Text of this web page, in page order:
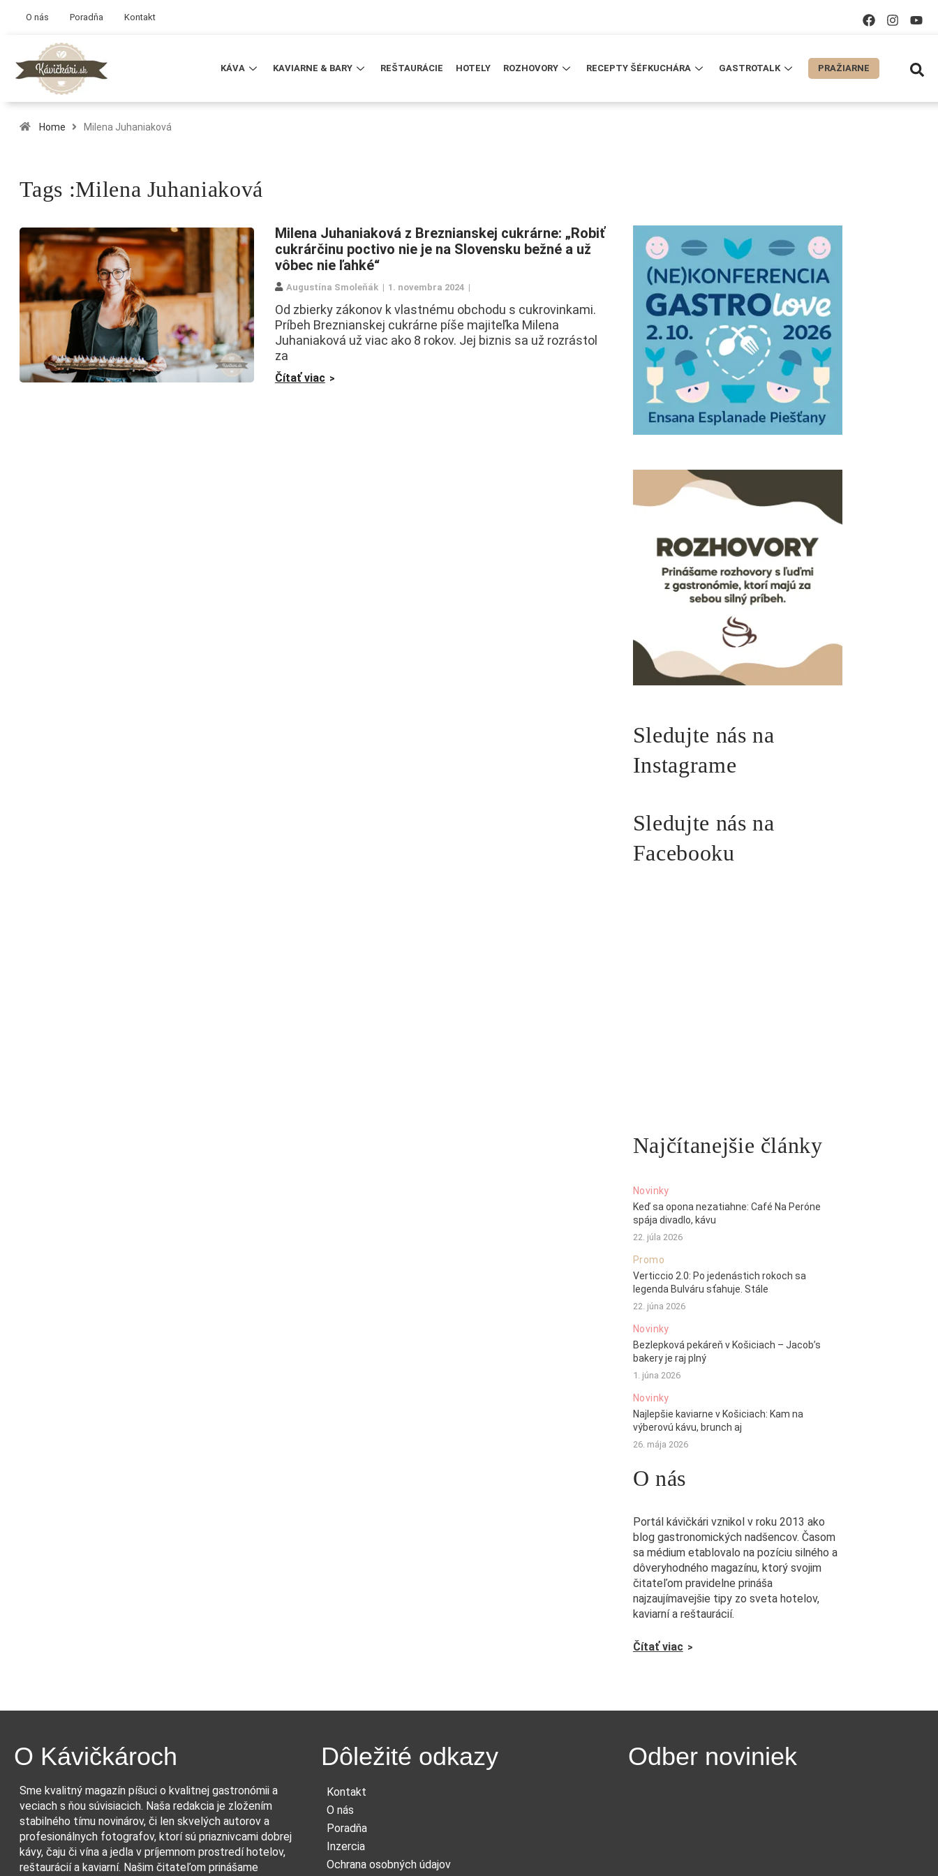
O nás Poradňa Kontakt
KÁVA KAVIARNE & BARY REŠTAURÁCIE HOTELY ROZHOVORY RECEPTY ŠÉFKUCHÁRA GASTROTALK PRAŽIARNE
Home Milena Juhaniaková
Tags :Milena Juhaniaková
Milena Juhaniaková z Breznianskej cukrárne: „Robiť
cukrárčinu poctivo nie je na Slovensku bežné a už
vôbec nie ľahké“
Augustína Smoleňák 1. novembra 2024
Od zbierky zákonov k vlastnému obchodu s cukrovinkami.
Príbeh Breznianskej cukrárne píše majiteľka Milena
Juhaniaková už viac ako 8 rokov. Jej biznis sa už rozrástol
za
Čítať viac
Sledujte nás na
Instagrame
Sledujte nás na
Facebooku
Najčítanejšie články
Novinky
Keď sa opona nezatiahne: Café Na Peróne
spája divadlo, kávu
22. júla 2026
Promo
Verticcio 2.0: Po jedenástich rokoch sa
legenda Bulváru sťahuje. Stále
22. júna 2026
Novinky
Bezlepková pekáreň v Košiciach – Jacob’s
bakery je raj plný
1. júna 2026
Novinky
Najlepšie kaviarne v Košiciach: Kam na
výberovú kávu, brunch aj
26. mája 2026
O nás
Portál kávičkári vznikol v roku 2013 ako
blog gastronomických nadšencov. Časom
sa médium etablovalo na pozíciu silného a
dôveryhodného magazínu, ktorý svojim
čitateľom pravidelne prináša
najzaujímavejšie tipy zo sveta hotelov,
kaviarní a reštaurácií.
Čítať viac
O Kávičkároch
Sme kvalitný magazín píšuci o kvalitnej gastronómii a
veciach s ňou súvisiacich. Naša redakcia je zložením
stabilného tímu novinárov, či len skvelých autorov a
profesionálnych fotografov, ktorí sú priaznivcami dobrej
kávy, čaju či vína a jedla v príjemnom prostredí hotelov,
reštaurácií a kaviarní. Našim čitateľom prinášame
Dôležité odkazy
Kontakt
O nás
Poradňa
Inzercia
Ochrana osobných údajov
Odber noviniek